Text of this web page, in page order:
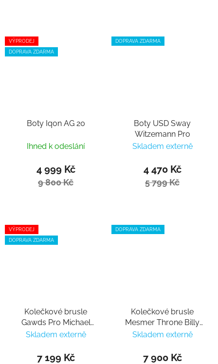
VÝPRODEJ
DOPRAVA ZDARMA
Boty Iqon AG 20
Ihned k odeslání
4 999 Kč
9 800 Kč
DOPRAVA ZDARMA
Boty USD Sway
Witzemann Pro
Skladem externě
4 470 Kč
5 799 Kč
VÝPRODEJ
DOPRAVA ZDARMA
Kolečkové brusle
Gawds Pro Michael
Prado II
Skladem externě
7 199 Kč
DOPRAVA ZDARMA
Kolečkové brusle
Mesmer Throne Billy
O`Neill
Skladem externě
7 900 Kč